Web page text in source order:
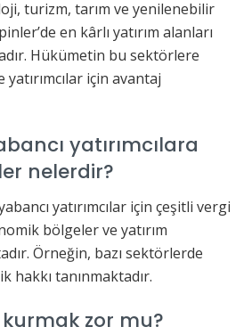
turizm, tarım ve yenilenebilir
en kârlı yatırım alanları
Hükümetin bu sektörlere
için avantaj
yatırımcılara
nelerdir?
yatırımcılar için çeşitli vergi
bölgeler ve yatırım
Örneğin, bazı sektörlerde
hakkı tanınmaktadır.
kurmak zor mu?